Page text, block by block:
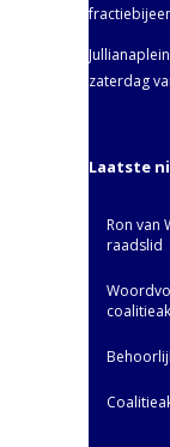
zaterdag
Laatste
Ron van
raadslid